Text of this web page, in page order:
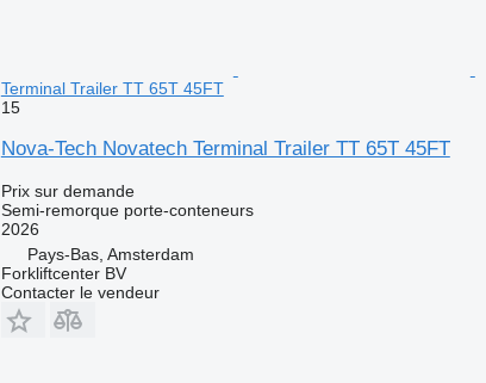
Terminal Trailer TT 65T 45FT
15
Nova-Tech Novatech Terminal Trailer TT 65T 45FT
Prix sur demande
Semi-remorque porte-conteneurs
2026
Pays-Bas, Amsterdam
Forkliftcenter BV
Contacter le vendeur